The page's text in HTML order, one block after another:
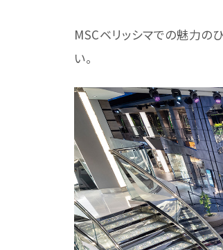
MSCベリッシマでの魅力の
い。